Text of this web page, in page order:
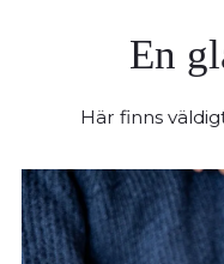
pizza är Pizza
ett klart syfte.
helt ny
En
Här finns